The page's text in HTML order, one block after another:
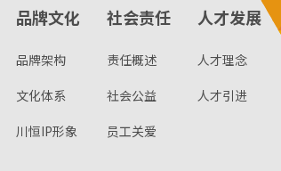
品牌文化
品牌架构
文化体系
川恒IP形象
社会责任
责任概述
社会公益
员工关爱
人才发展
人才理念
人才引进